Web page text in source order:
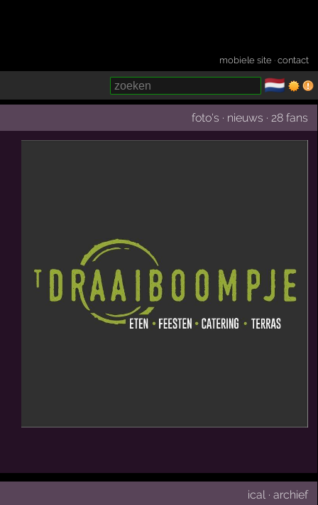
mobiele site ·contact
🇳🇱
foto's · nieuws · 28 fans
ical ·archief